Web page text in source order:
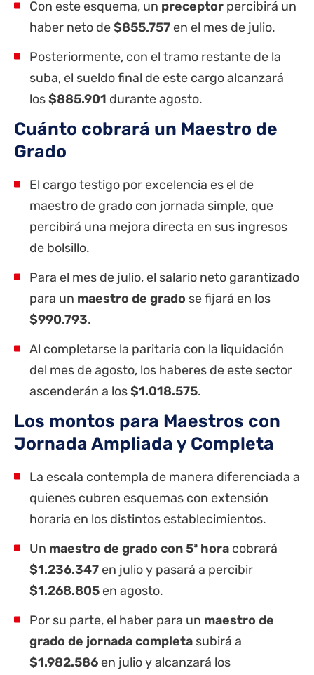
Con este esquema, un preceptor percibirá un
haber neto de$855.757 en el mes de julio.
Posteriormente, con el tramo restante de la
suba, el sueldo final de este cargo alcanzará
los$885.901 durante agosto.
Cuánto cobrará un Maestro de
Grado
El cargo testigo por excelencia es el de
maestro de grado con jornada simple, que
percibirá una mejora directa en sus ingresos
de bolsillo.
Para el mes de julio, el salario neto garantizado
para un maestro de grado se fijará en los
$990.793.
Al completarse la paritaria con la liquidación
del mes de agosto, los haberes de este sector
ascenderán a los$1.018.575.
Los montos para Maestros con
Jornada Ampliada y Completa
La escala contempla de manera diferenciada a
quienes cubren esquemas con extensión
horaria en los distintos establecimientos.
Un maestro de grado con 5ª hora cobrará
$1.236.347 en julio y pasará a percibir
$1.268.805 en agosto.
Por su parte, el haber para un maestro de
grado de jornada completa subirá a
$1.982.586 en julio y alcanzará los